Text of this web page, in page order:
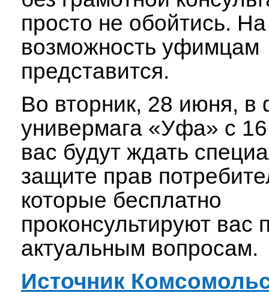
просто не обойтись.
возможность уфимцам
представится.
Во вторник, 28 июня, в
универмага «Уфа» с
вас будут ждать
защите прав
которые бесплатно
проконсультируют вас
актуальным вопросам.
Источник